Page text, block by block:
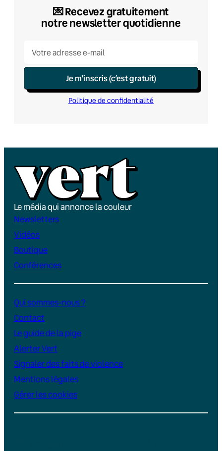
💌​ Recevez gratuitement
notre newsletter quotidienne
Je m’inscris (c’est gratuit)
Politique de confidentialité
Le média qui annonce la couleur
Newsletters
Vidéos
Boutique
Conférences
Qui sommes-nous ?
Contact
Le guide de la pige
Alerter Vert
Signaler des faits de violence
Mentions légales
Gérer les cookies